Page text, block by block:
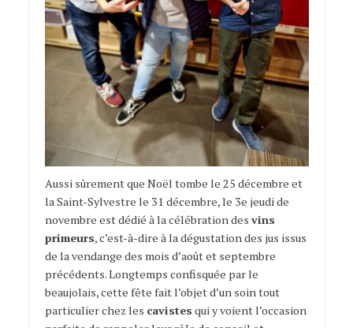
Aussi sûrement que Noël tombe le 25 décembre et
la Saint-Sylvestre le 31 décembre, le 3e jeudi de
novembre est dédié à la célébration des vins
primeurs, c’est-à-dire à la dégustation des jus issus
de la vendange des mois d’août et septembre
précédents. Longtemps confisquée par le
beaujolais, cette fête fait l’objet d’un soin tout
particulier chez les cavistes qui y voient l’occasion